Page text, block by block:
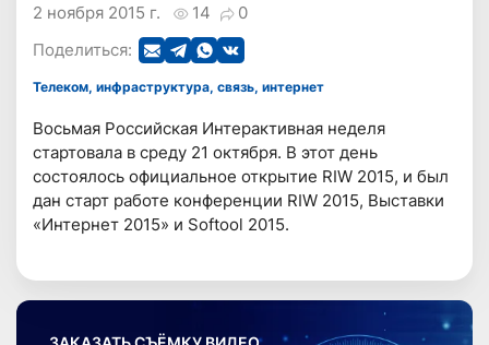
14 0
2 ноября 2015 г.
Поделиться:
Телеком, инфраструктура, связь, интернет
Восьмая Российская Интерактивная неделя
стартовала в среду 21 октября. В этот день
состоялось официальное открытие RIW 2015, и был
дан старт работе конференции RIW 2015, Выставки
«Интернет 2015» и Softool 2015.